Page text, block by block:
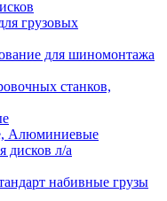
грузовых
для шиномонтажа
станков,
Алюминиевые
дисков л/а
набивные грузы